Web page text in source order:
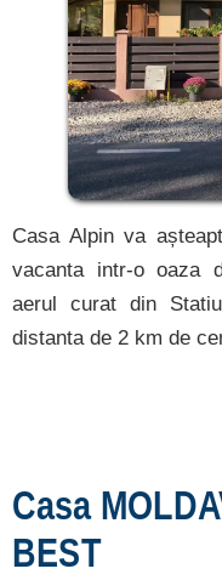
Casa Alpin va
vacanta intr-o oaza
aerul curat din
distanta de 2 km de
Casa
BEST